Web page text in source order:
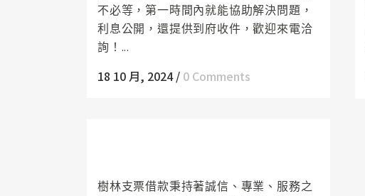
不必等，第一時間內就能協助解決問題，
利息公開，還提供到府收件，歡迎來電洽
詢！...
18 10 月, 2024/ 0 Comments
樹林支票借款秉持著誠信、專業、服務之